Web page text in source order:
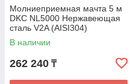
Молниеприемная мачта 5 м
DKC NL5000 Нержавеющая
сталь V2A (AISI304)
В наличии
262 240 ₸